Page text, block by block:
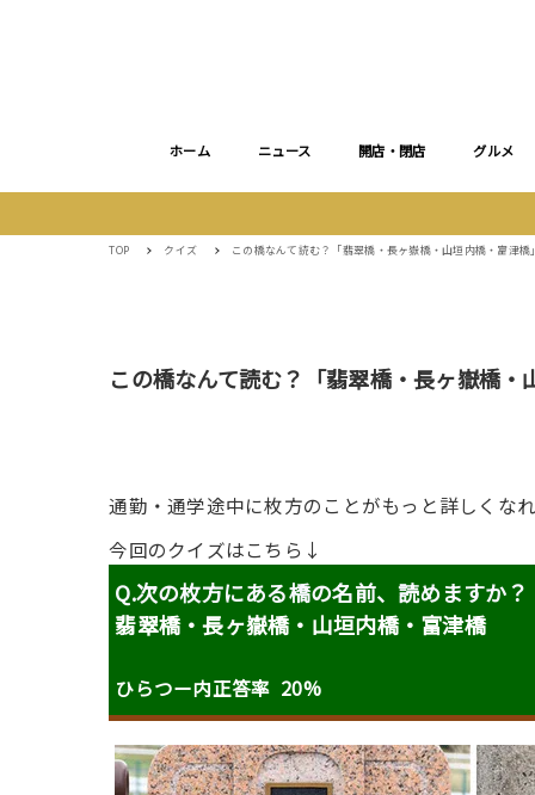
ホーム ニュース 開店・閉店 グルメ
TOP クイズ この橋なんて読む？「翡翠橋・長ヶ嶽橋・山垣内橋・富津
この橋なんて読む？「翡翠橋・長ヶ嶽橋
通勤・通学途中に枚方のことがもっと詳しくな
今回のクイズはこちら↓
Q.次の枚方にある橋の名前、読めますか？
翡翠橋・長ヶ嶽橋・山垣内橋・富津橋
ひらつー内正答率 20%